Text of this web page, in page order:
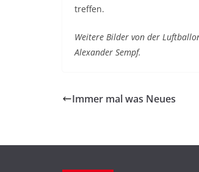
treffen.
Weitere Bilder von der
Alexander Sempf.
Immer mal was Neues